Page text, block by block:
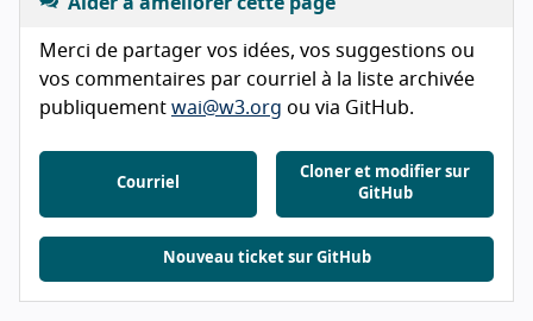
Merci de partager vos idées, vos suggestions ou
vos commentaires par courriel à la liste archivée
publiquement wai@w3.org ou via GitHub.
Courriel
Cloner et modifier sur
GitHub
Nouveau ticket sur GitHub